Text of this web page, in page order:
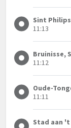
Sint
11:13
Bruinisse,
11:12
Oude-
11:11
Stad aan